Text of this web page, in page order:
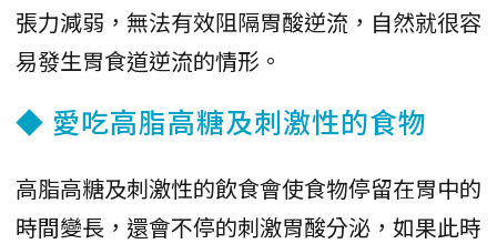
張力減弱，無法有效阻隔胃酸逆流，自然就很容
易發生胃食道逆流的情形。
◆ 愛吃高脂高糖及刺激性的食物
高脂高糖及刺激性的飲食會使食物停留在胃中的
時間變長，還會不停的刺激胃酸分泌，如果此時